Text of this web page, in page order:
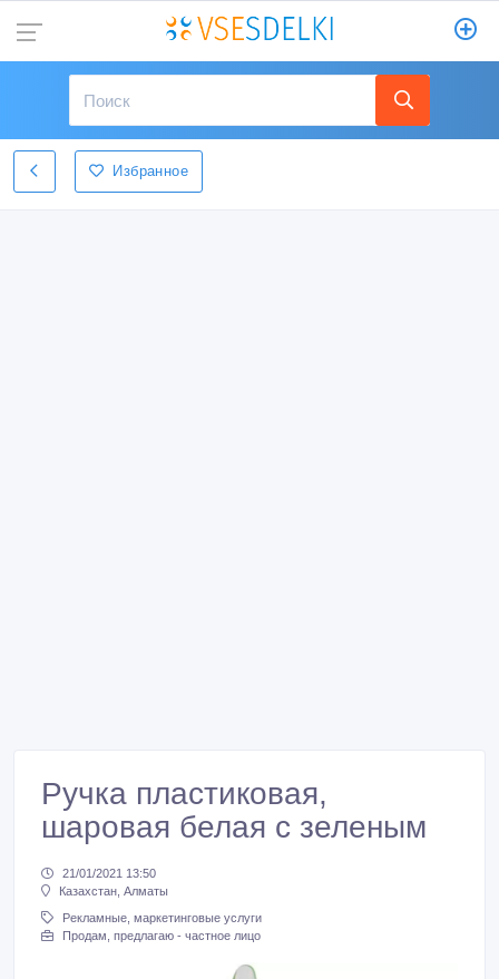
Избранное
Ручка пластиковая,
шаровая белая с зеленым
21/01/2021 13:50
Казахстан, Алматы
Рекламные, маркетинговые услуги
Продам, предлагаю - частное лицо